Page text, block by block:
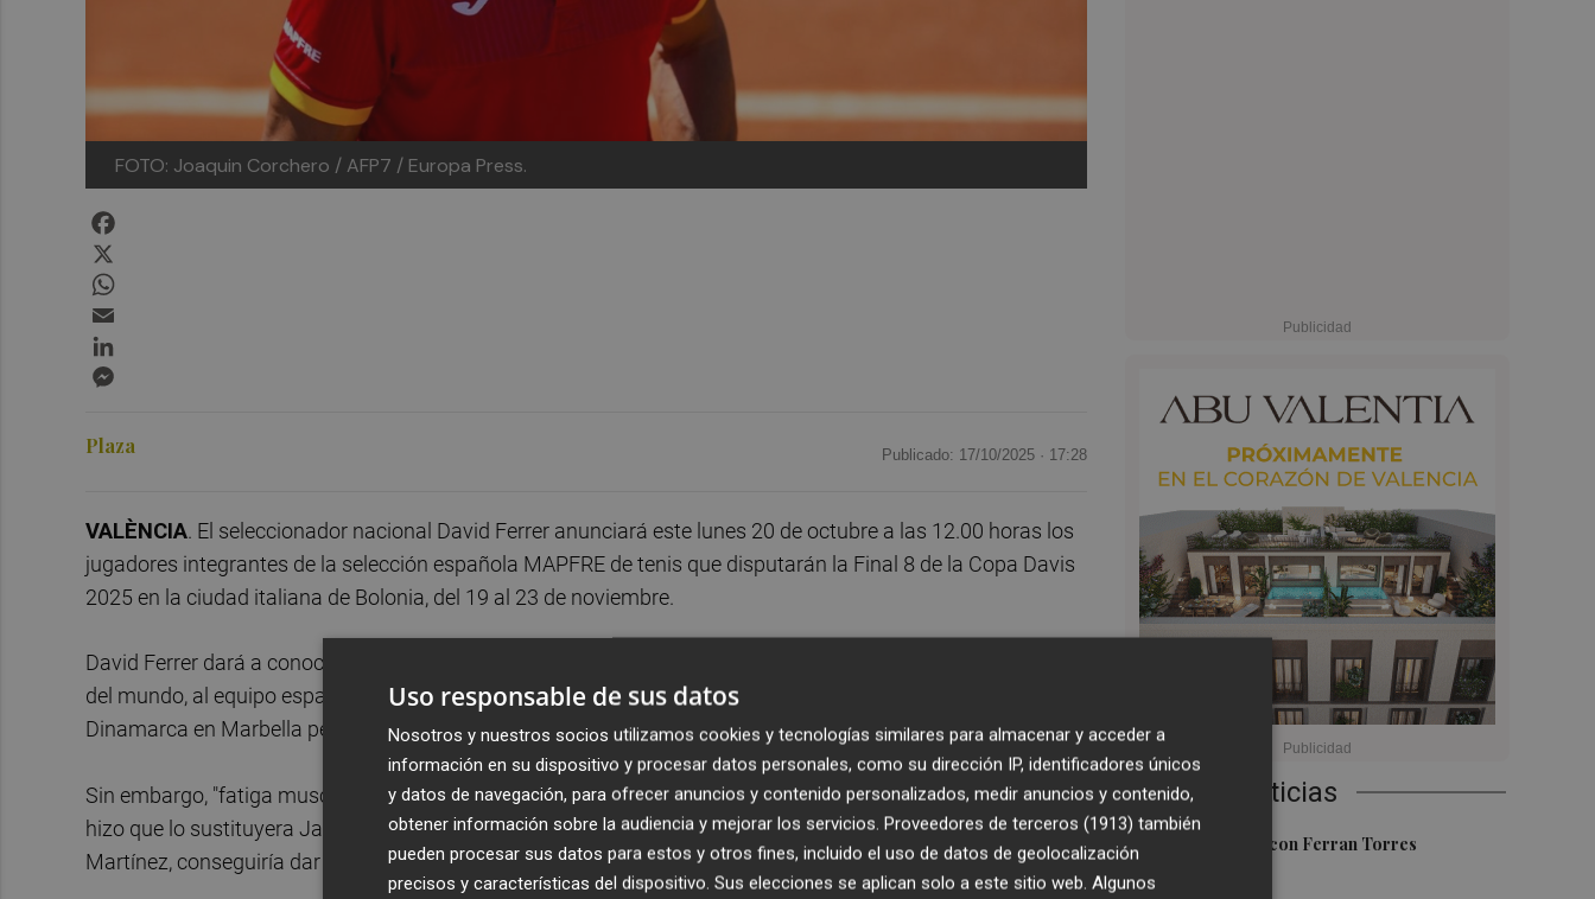
FOTO: Joaquin Corchero / AFP7 / Europa Press.
Últimas Noticias
1
Foios se vuelca con Ferran Torres
Plaza Publicado: 17/10/2025 · 17:28
VALÈNCIA. El seleccionador nacional David Ferrer anunciará este lunes 20 de octubre a las 12.00 horas los
jugadores integrantes de la selección española MAPFRE de tenis que disputarán la Final 8 de la Copa Davis
2025 en la ciudad italiana de Bolonia, del 19 al 23 de noviembre.
David Ferrer dará a conocer una lista en la que se podría producir el regreso de Carlos Alcaraz, número uno
del mundo, al equipo español. El tenista de El Palmar no participó en la última eliminatoria disputada ante
Dinamarca en Marbella pese a estar convocado en primera instancia.
Sin embargo, "fatiga muscular y mental" tras el Abierto de Estados Unidos, en el que consiguió la victoria,
hizo que lo sustituyera Jaume Munar. Pese a la sensible baja del murciano, España, con un heroico Pedro
Martínez, conseguiría dar la vuelta a una eliminatoria que arrancó con un 0-2 desfavorable.
Uso responsable de sus datos
Nosotros y nuestros socios utilizamos cookies y tecnologías similares para almacenar y acceder a
información en su dispositivo y procesar datos personales, como su dirección IP, identificadores únicos
y datos de navegación, para ofrecer anuncios y contenido personalizados, medir anuncios y contenido,
obtener información sobre la audiencia y mejorar los servicios. Proveedores de terceros (1913) también
pueden procesar sus datos para estos y otros fines, incluido el uso de datos de geolocalización
precisos y características del dispositivo. Sus elecciones se aplican solo a este sitio web. Algunos